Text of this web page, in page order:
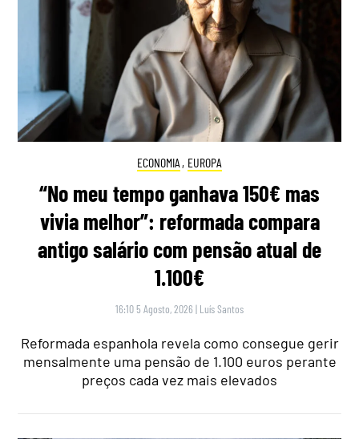
ECONOMIA , EUROPA
“No meu tempo ganhava 150€ mas
vivia melhor”: reformada compara
antigo salário com pensão atual de
1.100€
16:10 5 Agosto, 2026 | Luís Santos
Reformada espanhola revela como consegue gerir
mensalmente uma pensão de 1.100 euros perante
preços cada vez mais elevados